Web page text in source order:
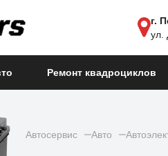
г.
ул.
Ремонт квадроциклов
Автосервис Авто